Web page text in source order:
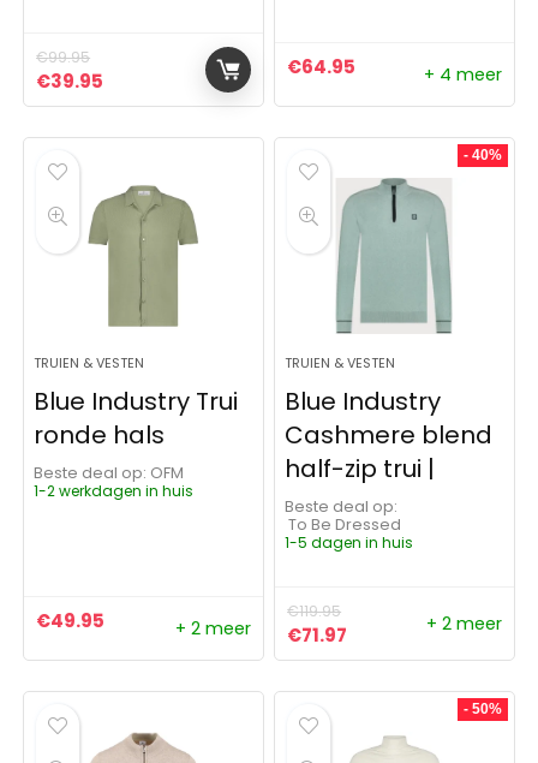
€99.95
Oorspronkelijke prijs was: €99.95.
€39.95 Huidige prijs is: €39.95.
€64.95 + 4 meer
TRUIEN & VESTEN
Blue Industry Trui
ronde hals
Beste deal op:
OFM
1-2 werkdagen in huis
€49.95 + 2 meer
- 40%
TRUIEN & VESTEN
Blue Industry
Cashmere blend
half-zip trui |
Beste deal op:
To Be Dressed
1-5 dagen in huis
€119.95
Oorspronkelijke prijs was:
€71.97 Huidige prijs is:
+ 2 meer
- 50%